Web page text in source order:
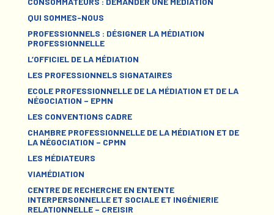
QUI SOMMES-NOUS
PROFESSIONNELS : DÉSIGNER LA MÉDIATION
PROFESSIONNELLE
L’OFFICIEL DE LA MÉDIATION
LES PROFESSIONNELS SIGNATAIRES
ECOLE PROFESSIONNELLE DE LA MÉDIATION ET DE LA
NÉGOCIATION – EPMN
LES CONVENTIONS CADRE
CHAMBRE PROFESSIONNELLE DE LA MÉDIATION ET DE
LA NÉGOCIATION – CPMN
LES MÉDIATEURS
VIAMÉDIATION
CENTRE DE RECHERCHE EN ENTENTE
INTERPERSONNELLE ET SOCIALE ET INGÉNIERIE
RELATIONNELLE – CREISIR